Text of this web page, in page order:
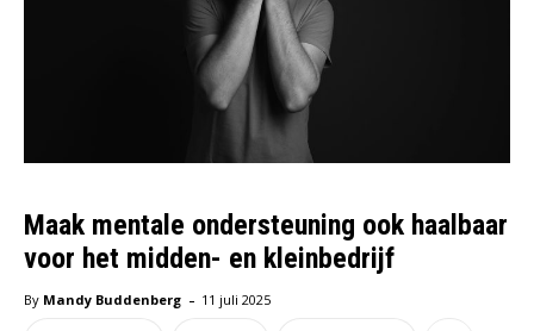
Maak mentale ondersteuning ook haalbaar
voor het midden- en kleinbedrijf
By Mandy Buddenberg - 11 juli 2025